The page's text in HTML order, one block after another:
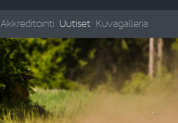
Akkreditointi Uutiset Kuvagalleria